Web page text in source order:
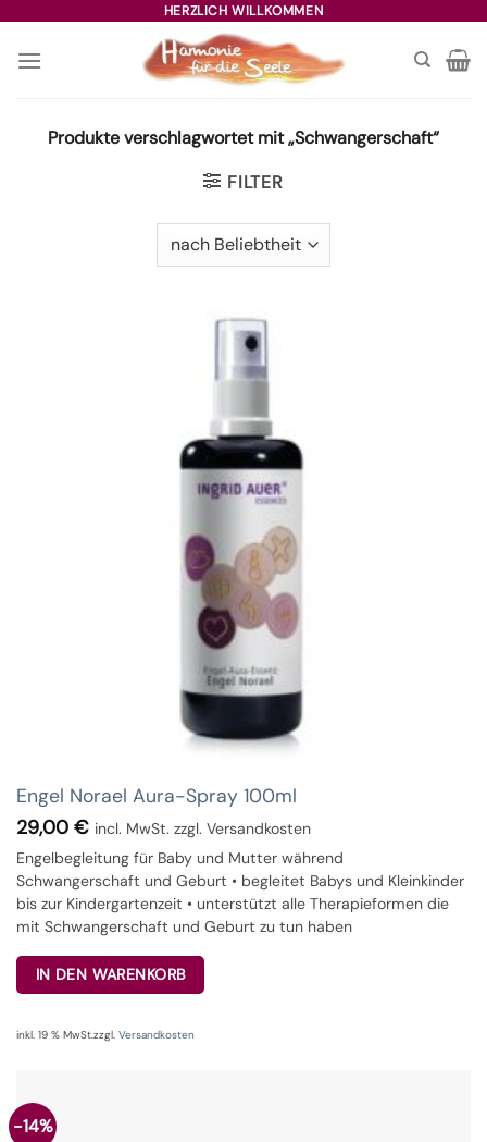
springen
HERZLICH WILLKOMMEN
Produkte verschlagwortet mit „Schwangerschaft“
FILTER
Engel Norael Aura-Spray 100ml
29,00 € incl. MwSt. zzgl. Versandkosten
Engelbegleitung für Baby und Mutter während
Schwangerschaft und Geburt • begleitet Babys und Kleinkinder
bis zur Kindergartenzeit • unterstützt alle Therapieformen die
mit Schwangerschaft und Geburt zu tun haben
IN DEN WARENKORB
inkl. 19 % MwSt.zzgl. Versandkosten
-14%